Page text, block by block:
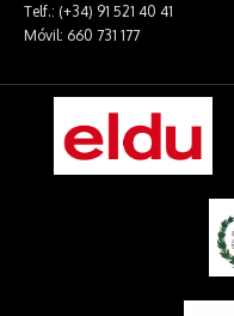
Telf.: (+34) 91 521 40 41
Móvil: 660 731 177